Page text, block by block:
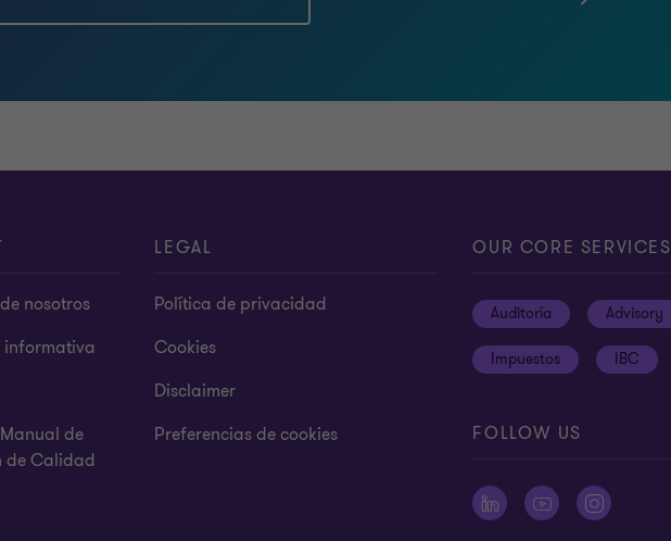
nosotros
informativa
de
de Calidad
LEGAL
Política de privacidad
Cookies
Disclaimer
Preferencias de cookies
OUR CORE SERVICES
Auditoría Advisory
Impuestos IBC
FOLLOW US